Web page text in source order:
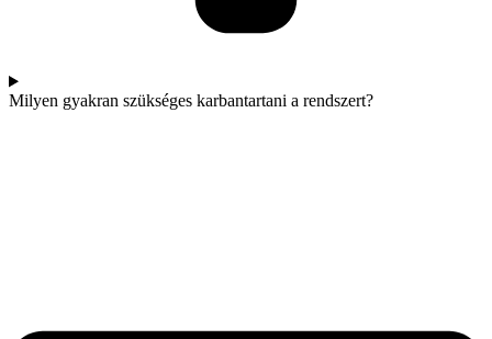
Milyen gyakran szükséges karbantartani a rendszert?